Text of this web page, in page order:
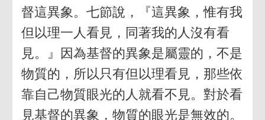
督這異象。七節說，『這異象，惟有我
但以理一人看見，同著我的人沒有看
見。』因為基督的異象是屬靈的，不是
物質的，所以只有但以理看見，那些依
靠自己物質眼光的人就看不見。對於看
見基督的異象，物質的眼光是無效的。